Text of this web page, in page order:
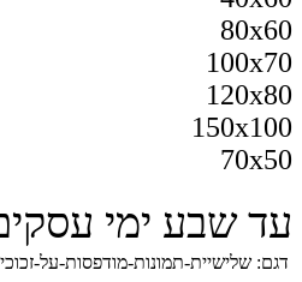
80x60
100x70
120x80
150x100
70x50
עד שבע ימי
דגם: שלישיית-תמונות-מודפסות-על-